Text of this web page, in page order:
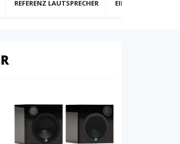
REFERENZ LAUTSPRECHER